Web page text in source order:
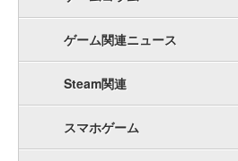
ゲーム関連ニュース
Steam関連
スマホゲーム